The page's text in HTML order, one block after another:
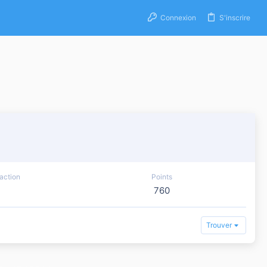
Connexion S'inscrire
Points
760
Trouver